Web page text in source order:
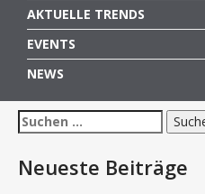
AKTUELLE TRENDS
EVENTS
NEWS
Suchen
nach:
Neueste Beiträge